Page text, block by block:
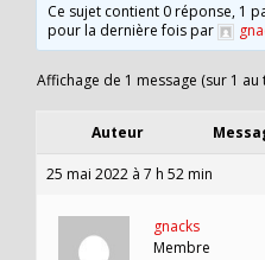
Ce sujet contient 0 réponse, 1
pour la dernière fois par
Affichage de 1 message (sur 1 au
Auteur
25 mai 2022 à 7 h 52 min
gnacks
Membre